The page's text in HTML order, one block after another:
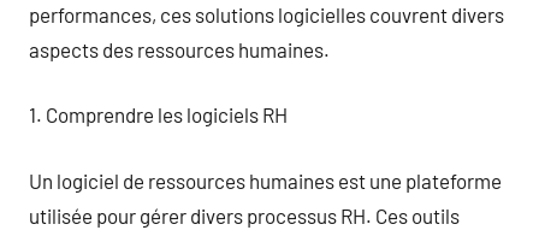
performances, ces solutions logicielles couvrent divers
aspects des ressources humaines.
1. Comprendre les logiciels RH
Un logiciel de ressources humaines est une plateforme
utilisée pour gérer divers processus RH. Ces outils